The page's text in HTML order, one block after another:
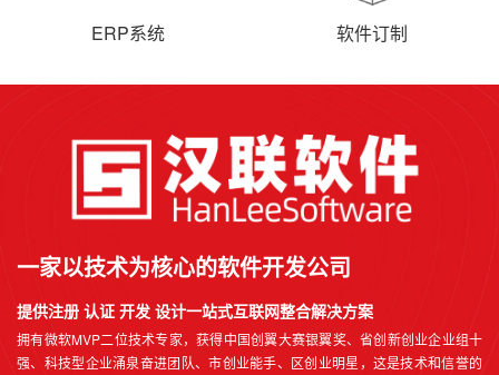
ERP系统 软件订制
一家以技术为核心的软件开发公司
提供注册 认证 开发 设计一站式互联网整合解决方案
拥有微软MVP二位技术专家，获得中国创翼大赛银翼奖、省创新创业企业组十
强、科技型企业涌泉奋进团队、市创业能手、区创业明星，这是技术和信誉的